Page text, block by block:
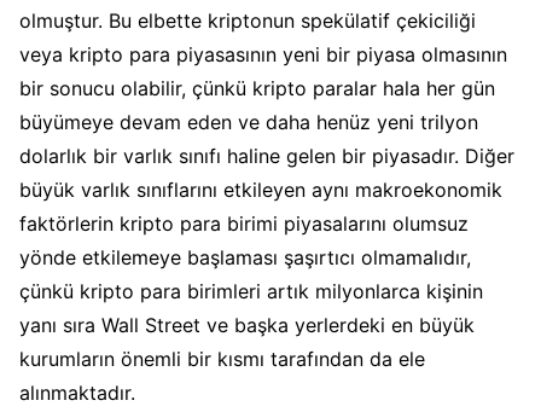
olmuştur. Bu elbette kriptonun spekülatif çekiciliği
veya kripto para piyasasının yeni bir piyasa olmasının
bir sonucu olabilir, çünkü kripto paralar hala her gün
büyümeye devam eden ve daha henüz yeni trilyon
dolarlık bir varlık sınıfı haline gelen bir piyasadır. Diğer
büyük varlık sınıflarını etkileyen aynı makroekonomik
faktörlerin kripto para birimi piyasalarını olumsuz
yönde etkilemeye başlaması şaşırtıcı olmamalıdır,
çünkü kripto para birimleri artık milyonlarca kişinin
yanı sıra Wall Street ve başka yerlerdeki en büyük
kurumların önemli bir kısmı tarafından da ele
alınmaktadır.